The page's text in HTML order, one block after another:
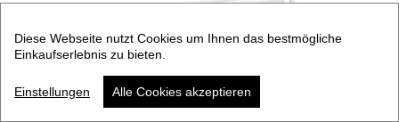
Diese Webseite nutzt Cookies um Ihnen das bestmögliche
Einkaufserlebnis zu bieten.
Einstellungen Alle Cookies akzeptieren